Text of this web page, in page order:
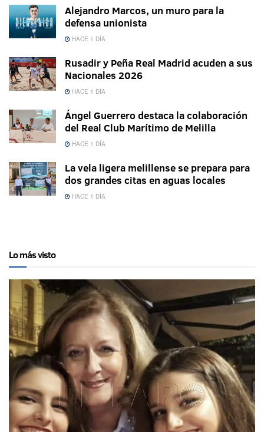
Alejandro Marcos, un muro para la
defensa unionista
HACE 1 DÍA
Rusadir y Peña Real Madrid acuden a sus
Nacionales 2026
HACE 1 DÍA
Ángel Guerrero destaca la colaboración
del Real Club Marítimo de Melilla
HACE 1 DÍA
La vela ligera melillense se prepara para
dos grandes citas en aguas locales
HACE 1 DÍA
Lo más visto